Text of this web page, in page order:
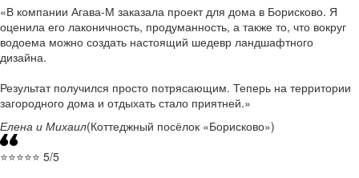
В компании Агава-М заказала проект для дома в Борисково. Я
оценила его лаконичность, продуманность, а также то, что вокруг
водоема можно создать настоящий шедевр ландшафтного
дизайна.
Результат получился просто потрясающим. Теперь на территории
загородного дома и отдыхать стало приятней.
Елена и Михаил(Коттеджный посёлок «Борисково»)
⭐⭐⭐⭐⭐ 5/5